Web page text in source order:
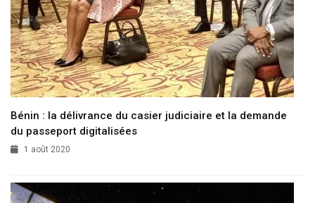
Bénin : la délivrance du casier judiciaire et la demande
du passeport digitalisées
1 août 2020